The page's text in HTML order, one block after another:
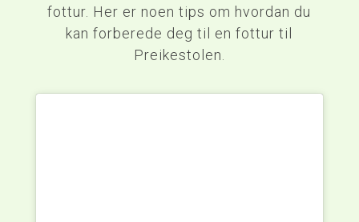
fottur. Her er noen tips om hvordan du
kan forberede deg til en fottur til
Preikestolen.